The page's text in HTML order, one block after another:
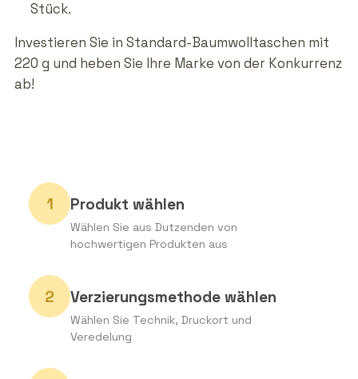
Stück.
Investieren Sie in Standard-Baumwolltaschen mit
220 g und heben Sie Ihre Marke von der Konkurrenz
ab!
Produkt wählen
Wählen Sie aus Dutzenden von
hochwertigen Produkten aus
Verzierungsmethode wählen
Wählen Sie Technik, Druckort und
Veredelung